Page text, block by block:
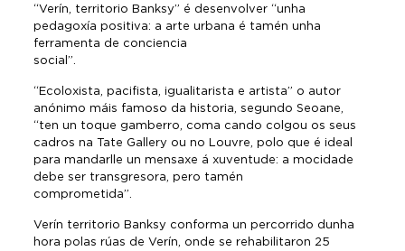
“Verín, territorio Banksy” é desenvolver “unha
pedagoxía positiva: a arte urbana é tamén unha
ferramenta de conciencia
social”.
“Ecoloxista, pacifista, igualitarista e artista” o autor
anónimo máis famoso da historia, segundo Seoane,
“ten un toque gamberro, coma cando colgou os seus
cadros na Tate Gallery ou no Louvre, polo que é ideal
para mandarlle un mensaxe á xuventude: a mocidade
debe ser transgresora, pero tamén
Verín territorio Banksy conforma un percorrido dunha
hora polas rúas de Verín, onde se rehabilitaron 25